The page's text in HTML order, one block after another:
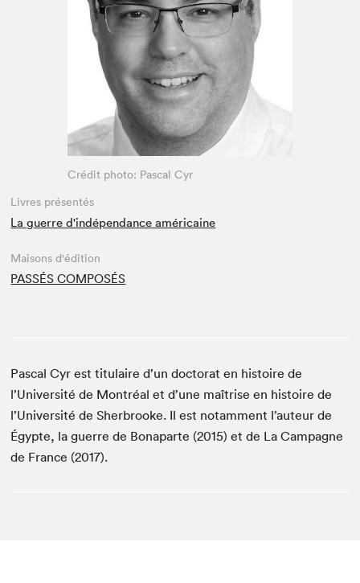
Espace enseignant·e·s
Espace pro
Crédit photo: Pascal Cyr
Livres présentés
La guerre d'indépendance américaine
Maisons d'édition
PASSÉS COMPOSÉS
Pascal Cyr est titulaire d’un doctorat en histoire de
l’Université de Montréal et d’une maîtrise en histoire de
l’Université de Sherbrooke. Il est notamment l’auteur de
Égypte, la guerre de Bonaparte (2015) et de La Campagne
de France (2017).